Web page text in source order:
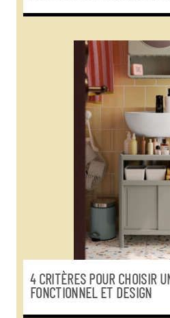
4 CRITÈRES POUR CHOISIR
FONCTIONNEL ET DESIGN